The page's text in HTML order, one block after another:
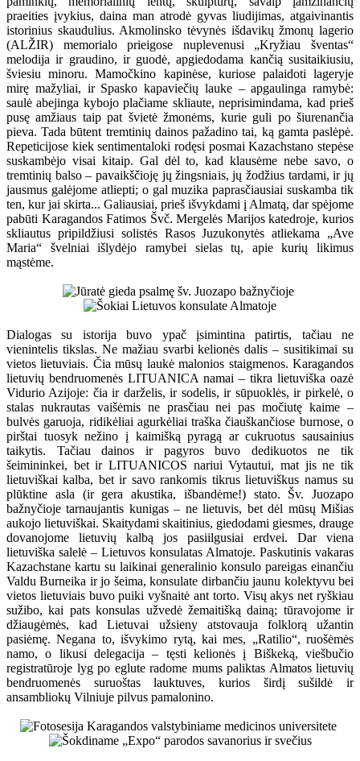
praeities įvykius, daina man atrodė gyvas liudijimas, atgaivinantis
istorinius skaudulius. Akmolinsko tėvynės išdavikų žmonų lagerio
(ALŽIR) memorialo prieigose nuplevenusi „Kryžiau šventas“
melodija ir graudino, ir guodė, apgiedodama kančią susitaikiusiu,
šviesiu minoru. Mamočkino kapinėse, kuriose palaidoti lageryje
mirę mažyliai, ir Spasko kapaviečių lauke – apgaulinga ramybė:
saulė abejinga kybojo plačiame skliaute, neprisimindama, kad prieš
pusę amžiaus taip pat švietė žmonėms, kurie guli po šiurenančia
pieva. Tada būtent tremtinių dainos pažadino tai, ką gamta paslėpė.
Repeticijose kiek sentimentaloki rodęsi posmai Kazachstano stepėse
suskambėjo visai kitaip. Gal dėl to, kad klausėme nebe savo, o
tremtinių balso – pavaikščioję jų žingsniais, jų žodžius tardami, ir jų
jausmus galėjome atliepti; o gal muzika paprasčiausiai suskamba tik
ten, kur jai skirta... Galiausiai, prieš išvykdami į Almatą, dar spėjome
pabūti Karagandos Fatimos Švč. Mergelės Marijos katedroje, kurios
skliautus pripildžiusi solistės Rasos Juzukonytės atliekama „Ave
Maria“ švelniai išlydėjo ramybei sielas tų, apie kurių likimus
mąstėme.
Dialogas su istorija buvo ypač įsimintina patirtis, tačiau ne
vienintelis tikslas. Ne mažiau svarbi kelionės dalis – susitikimai su
vietos lietuviais. Čia mūsų laukė malonios staigmenos. Karagandos
lietuvių bendruomenės LITUANICA namai – tikra lietuviška oazė
Vidurio Azijoje: čia ir darželis, ir sodelis, ir sūpuoklės, ir pirkelė, o
stalas nukrautas vaišėmis ne prasčiau nei pas močiutę kaime –
bulvės garuoja, ridikėliai agurkėliai traška čiauškančiose burnose, o
pirštai tuosyk nežino į kaimišką pyragą ar cukruotus sausainius
taikytis. Tačiau dainos ir pagyros buvo dedikuotos ne tik
šeimininkei, bet ir LITUANICOS nariui Vytautui, mat jis ne tik
lietuviškai kalba, bet ir savo rankomis tikrus lietuviškus namus su
plūktine asla (ir gera akustika, išbandėme!) stato. Šv. Juozapo
bažnyčioje tarnaujantis kunigas – ne lietuvis, bet dėl mūsų Mišias
aukojo lietuviškai. Skaitydami skaitinius, giedodami giesmes, drauge
dovanojome lietuvių kalbą jos pasiilgusiai erdvei. Dar viena
lietuviška salelė – Lietuvos konsulatas Almatoje. Paskutinis vakaras
Kazachstane kartu su laikinai generalinio konsulo pareigas einančiu
Valdu Burneika ir jo šeima, konsulate dirbančiu jaunu kolektyvu bei
vietos lietuviais buvo puiki vyšnaitė ant torto. Visų akys net ryškiau
sužibo, kai pats konsulas užvedė žemaitišką dainą; tūravojome ir
džiaugėmės, kad Lietuvai užsieny atstovauja folklorą užantin
pasiėmę. Negana to, išvykimo rytą, kai mes, „Ratilio“, ruošėmės
namo, o likusi delegacija – tęsti kelionės į Biškeką, viešbučio
registratūroje lyg po eglute radome mums paliktas Almatos lietuvių
bendruomenės suruoštas lauktuves, kurios širdį sušildė ir
ansambliokų Vilniuje pilvus pamalonino.